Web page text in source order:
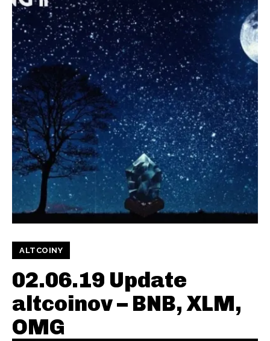
ALTCOINY
02.06.19 Update
altcoinov – BNB, XLM,
OMG